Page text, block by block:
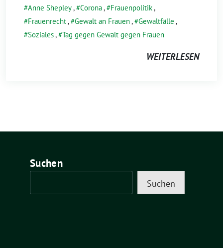
Anne Shepley, Corona, Frauenpolitik,
Frauenrecht, Gewalt an Frauen, Gewaltfälle ,
Soziales, Tag gegen Gewalt gegen Frauen
WEITERLESEN
Suchen
Suchen